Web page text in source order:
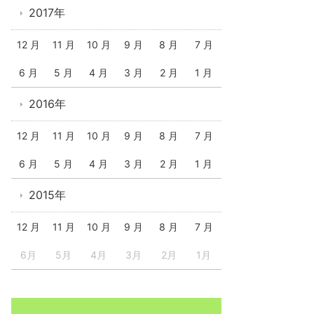
2017年
12 月 11 月 10 月 9 月 8 月 7 月
6 月 5 月 4 月 3 月 2 月 1 月
2016年
12 月 11 月 10 月 9 月 8 月 7 月
6 月 5 月 4 月 3 月 2 月 1 月
2015年
12 月 11 月 10 月 9 月 8 月 7 月
6月 5月 4月 3月 2月 1月